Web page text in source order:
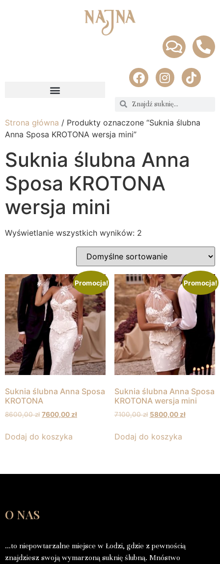
Strona główna / Produkty oznaczone “Suknia ślubna
Anna Sposa KROTONA wersja mini”
Suknia ślubna Anna
Sposa KROTONA
wersja mini
Wyświetlanie wszystkich wyników: 2
Promocja!
Suknia ślubna Anna Sposa
KROTONA
8600,00zł 7600,00zł
Dodaj do koszyka
Promocja!
Suknia ślubna Anna Sposa
KROTONA wersja mini
7100,00zł 5800,00zł
Dodaj do koszyka
O NAS
…to niepowtarzalne miejsce w Łodzi, gdzie z pewnością
znajdziesz swoją wymarzoną suknię ślubną. Mnóstwo